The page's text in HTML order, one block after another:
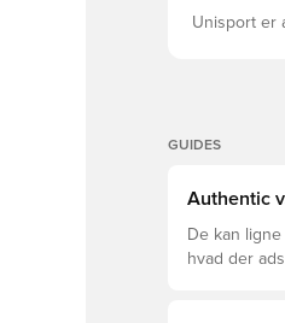
Unisport er
GUIDES
Authentic
De kan
hvad der